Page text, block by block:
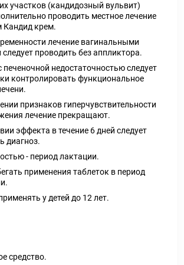
участков (кандидозный вульвит)
проводить местное лечение
Кандид крем.
лечение вагинальными
проводить без аппликтора.
недостаточностью следует
контролировать функциональное
признаков гиперчувствительности
лечение прекращают.
эффекта в течение 6 дней следует
диагноз.
- период лактации.
применения таблеток в период
у детей до 12 лет.
средство.